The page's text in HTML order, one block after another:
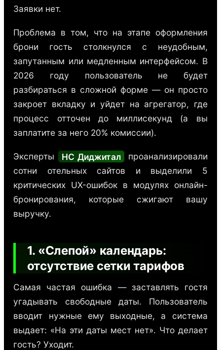
Заявки нет.
Проблема в том, что на этапе оформления
брони гость столкнулся с неудобным,
запутанным или медленным интерфейсом. В
2026 году пользователь не будет
разбираться в сложной форме — он просто
закроет вкладку и уйдет на агрегатор, где
процесс отточен до миллисекунд (а вы
заплатите за него 20% комиссии).
Эксперты НС Диджитал
проанализировали
сотни отельных сайтов и выделили 5
критических UX-ошибок в модулях онлайн-
бронирования, которые сжигают вашу
выручку.
1. «Слепой» календарь:
отсутствие сетки тарифов
Самая частая ошибка — заставлять гостя
угадывать свободные даты. Пользователь
вводит нужные ему выходные, а система
выдает: «На эти даты мест нет». Что делает
гость? Уходит.